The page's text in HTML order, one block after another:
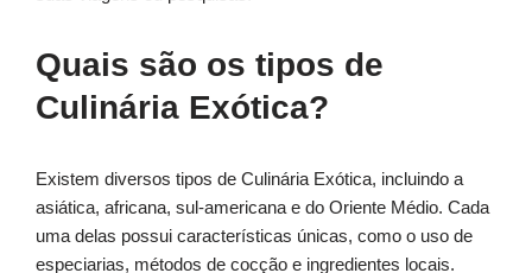
Quais são os tipos de
Culinária Exótica?
Existem diversos tipos de Culinária Exótica, incluindo a
asiática, africana, sul-americana e do Oriente Médio. Cada
uma delas possui características únicas, como o uso de
especiarias, métodos de cocção e ingredientes locais.